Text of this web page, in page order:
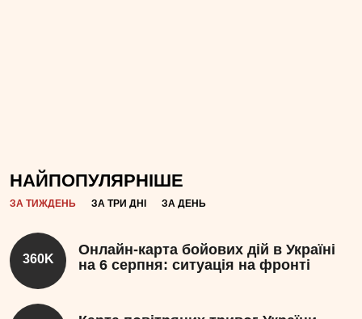
НАЙПОПУЛЯРНІШЕ
ЗА ТИЖДЕНЬ ЗА ТРИ ДНІ ЗА ДЕНЬ
360K
Онлайн-карта бойових дій в Україні
на 6 серпня: ситуація на фронті